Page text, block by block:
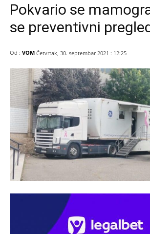
Pokvario se
se preventivni
Od : VOM Četvrtak, 30. septembar 2021 : 12:25